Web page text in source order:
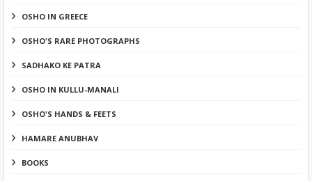
OSHO IN GREECE
OSHO'S RARE PHOTOGRAPHS
SADHAKO KE PATRA
OSHO IN KULLU-MANALI
OSHO'S HANDS & FEETS
HAMARE ANUBHAV
BOOKS